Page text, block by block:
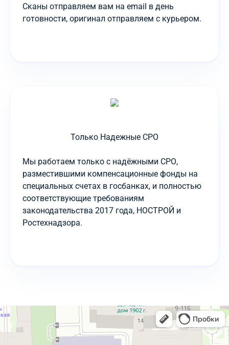
Сканы отправляем вам на email в день
готовности, оригинал отправляем с курьером.
Только Надежные СРО
Мы работаем только с надёжными СРО,
разместившими компенсационные фонды на
специальных счетах в госбанках, и полностью
соответствующие требованиям
законодательства 2017 года, НОСТРОЙ и
Ростехнадзора.